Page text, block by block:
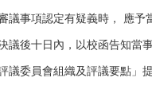
事項認定有疑義時， 應予
後十日內，以校函告知當
委員會組織及評議要點」